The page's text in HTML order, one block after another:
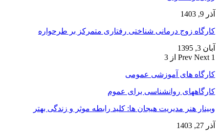
آذر 9, 1403
کارگاه زوج‌ درمانی شناختی رفتاری متمرکز بر طرحواره
آبان 3, 1395
Prev Next 1 از 3
کارگاه های آموزشی عمومی
کارگاههای روانشناسی برای عموم
وبینار هنر مدیریت هیجان ها: کلید رابطه موثر و زندگی بهتر
آذر 27, 1403